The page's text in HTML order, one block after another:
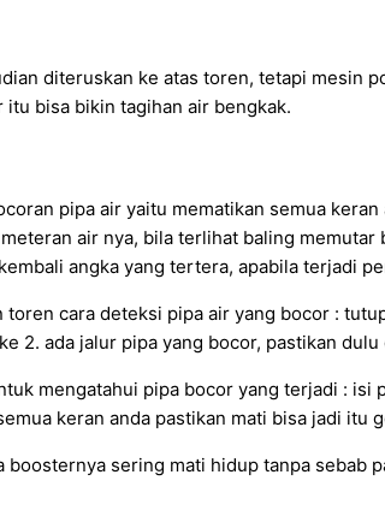
diteruskan ke atas toren, tetapi mesin
itu bisa bikin tagihan air bengkak.
pipa air yaitu mematikan semua
air nya, bila terlihat baling
angka yang tertera, apabila terjadi
cara deteksi pipa air yang bocor :
2. ada jalur pipa yang bocor, pastikan
mengatahui pipa bocor yang terjadi :
keran anda pastikan mati bisa jadi itu
sering mati hidup tanpa sebab